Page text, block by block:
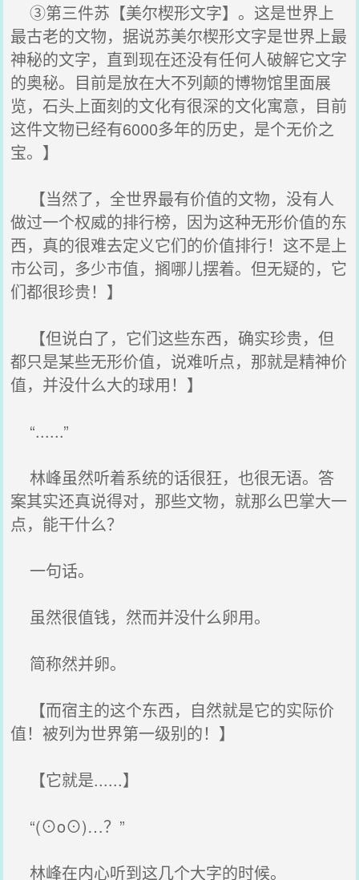
③第三件苏【美尔楔形文字】。这是世界上
最古老的文物，据说苏美尔楔形文字是世界上最
神秘的文字，直到现在还没有任何人破解它文字
的奥秘。目前是放在大不列颠的博物馆里面展
览，石头上面刻的文化有很深的文化寓意，目前
这件文物已经有6000多年的历史，是个无价之
宝。】
【当然了，全世界最有价值的文物，没有人
做过一个权威的排行榜，因为这种无形价值的东
西，真的很难去定义它们的价值排行！这不是上
市公司，多少市值，搁哪儿摆着。但无疑的，它
们都很珍贵！】
【但说白了，它们这些东西，确实珍贵，但
都只是某些无形价值，说难听点，那就是精神价
值，并没什么大的球用！】
“......”
林峰虽然听着系统的话很狂，也很无语。答
案其实还真说得对，那些文物，就那么巴掌大一
点，能干什么？
一句话。
虽然很值钱，然而并没什么卵用。
简称然并卵。
【而宿主的这个东西，自然就是它的实际价
值！被列为世界第一级别的！】
【它就是......】
“(⊙o⊙)…？”
林峰在内心听到这几个大字的时候。